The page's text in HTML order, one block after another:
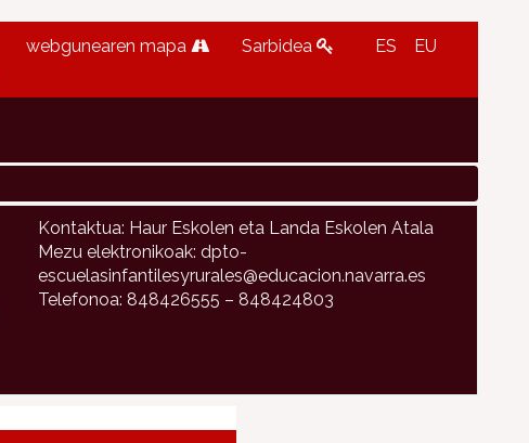
webgunearen mapa Sarbidea ES EU
Kontaktua: Haur Eskolen eta Landa Eskolen Atala
Mezu elektronikoak: dpto-
escuelasinfantilesyrurales@educacion.navarra.es
Telefonoa: 848426555 – 848424803